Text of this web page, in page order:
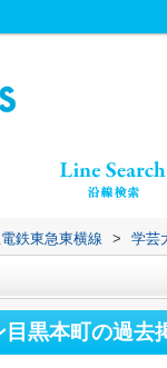
鉄東急東横線 > 学芸
目黒本町の過去